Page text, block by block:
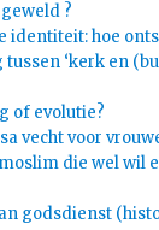
?
identiteit: hoe
tussen ‘kerk en
of evolutie?
vecht voor
die wel wil
godsdienst